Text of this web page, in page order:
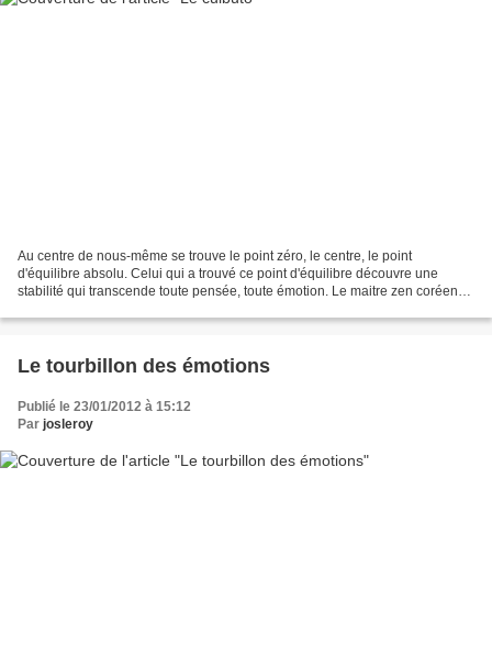
Au centre de nous-même se trouve le point zéro, le centre, le point
d'équilibre absolu. Celui qui a trouvé ce point d'équilibre découvre une
stabilité qui transcende toute pensée, toute émotion. Le maitre zen coréen
Le tourbillon des émotions
Publié le 23/01/2012 à 15:12
Par josleroy